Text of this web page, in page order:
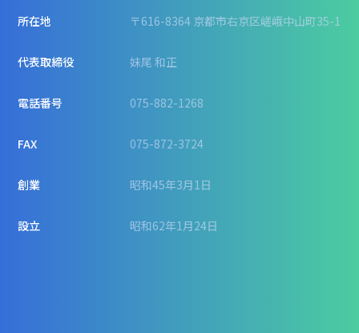
所在地 〒616-8364 京都市右京区嵯峨中山町35-1
代表取締役 妹尾 和正
電話番号 075-882-1268
FAX 075-872-3724
創業 昭和45年3月1日
設立 昭和62年1月24日